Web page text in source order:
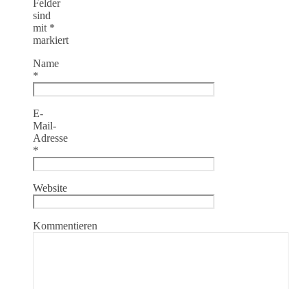
Felder
sind
mit *
markiert
Name
*
E-
Mail-
Adresse
*
Website
Kommentieren